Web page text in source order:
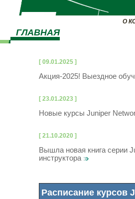
О
ГЛАВНАЯ
[ 09.01.2025 ]
Акция-2025! Выездное
[ 23.01.2023 ]
Новые курсы Juniper
[ 21.10.2020 ]
Вышла новая книга серии
инструктора
Расписание курсов